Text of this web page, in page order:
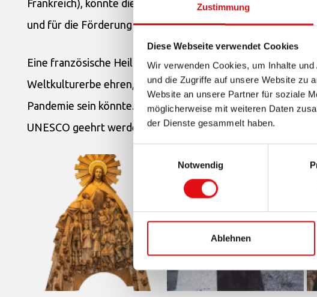
Zustimmung
Diese Webseite verwendet Cookies
Wir verwenden Cookies, um Inhalte
und die Zugriffe auf unsere Website zu
Website an unsere Partner für soziale
möglicherweise mit weiteren Daten
der Dienste gesammelt haben.
Notwendig
Ablehnen
Frankreich), könnte diese Feier dazu beitragen, die Rolle
und für die Förderung der Inklusion hervorzuheben.
Eine französische Heilige mit weltweitem Einfluss und
Weltkulturerbe ehren, was eine überraschende und
Pandemie sein könnte. Allerdings werden wir erst im
UNESCO geehrt werde wird.